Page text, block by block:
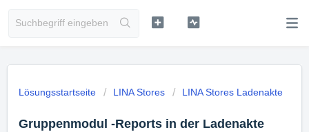
Lösungsstartseite LINA Stores LINA Stores Ladenakte
Gruppenmodul -Reports in der Ladenakte